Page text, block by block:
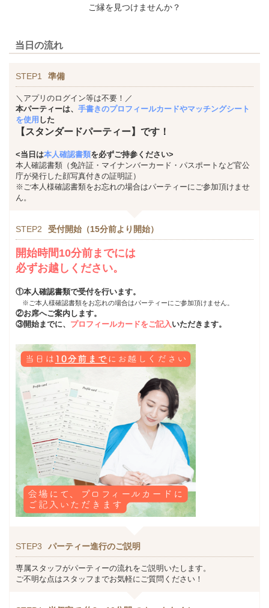
ご縁を見つけませんか？
当日の流れ
STEP1 準備
＼アプリのログイン等は不要！／
本パーティーは、 手書きのプロフィールカードやマッチングシート
を使用 した
【スタンダードパーティー】です！
<当日は本人確認書類を必ずご持参ください>
本人確認書類（免許証・マイナンバーカード・パスポートなど官公
庁が発行した顔写真付きの証明証）
※ご本人様確認書類をお忘れの場合はパーティーにご参加頂けませ
ん。
STEP2 受付開始（15分前より開始）
開始時間10分前までには
必ずお越しください。
①本人確認書類で受付を行います。
※ご本人様確認書類をお忘れの場合はパーティーにご参加頂けません。
②お席へご案内します。
③開始までに、 プロフィールカードをご記入いただきます。
STEP3 パーティー進行のご説明
専属スタッフがパーティーの流れをご説明いたします。
ご不明な点はスタッフまでお気軽にご質問ください！